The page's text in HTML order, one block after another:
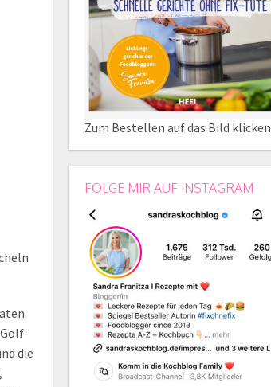
die
Zum Bestellen auf das Bild klicken
FOLGE MIR AUF INSTAGRAM